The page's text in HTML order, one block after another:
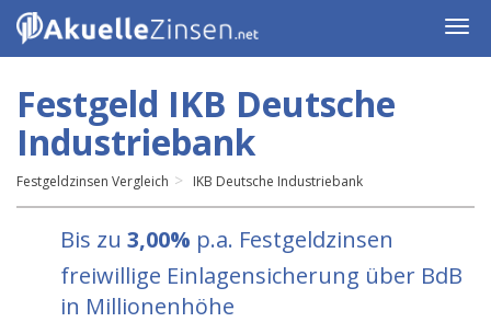
Festgeld IKB Deutsche
Industriebank
Festgeldzinsen Vergleich IKB Deutsche Industriebank
Bis zu 3,00% p.a. Festgeldzinsen
freiwillige Einlagensicherung über BdB
in Millionenhöhe